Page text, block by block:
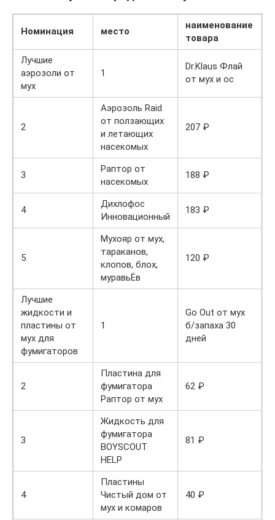
Номинация место
наименование
товара
Лучшие
аэрозоли от
мух
1
Dr.Klaus Флай
от мух и ос
2
Аэрозоль Raid
от ползающих
и летающих
насекомых
207 ₽
3
Раптор от
насекомых
188 ₽
4
Дихлофос
Инновационный
183 ₽
5
Мухояр от мух,
тараканов,
клопов, блох,
муравьЁв
120 ₽
Лучшие
жидкости и
пластины от
мух для
фумигаторов
1
Go Out от мух
б/запаха 30
дней
2
Пластина для
фумигатора
Раптор от мух
62 ₽
3
Жидкость для
фумигатора
BOYSCOUT
HELP
81 ₽
4
Пластины
Чистый дом от
мух и комаров
40 ₽